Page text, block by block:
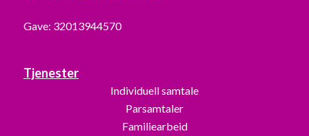
Gave: 32013944570
Tjenester
Individuell samtale
Parsamtaler
Familiearbeid